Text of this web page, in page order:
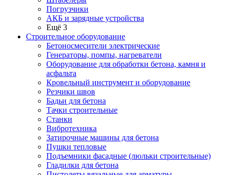
Погрузчики
АКБ и зарядные устройства
Ещё 3
Строительное оборудование
Бетоносмесители электрические
Генераторы, помпы, нагреватели
Оборудование для обработки бетона, камня и
асфальта
Кровельный инструмент и оборудование
Резчики швов
Бадьи для бетона
Тачки строительные
Станки
Вибротехника
Затирочные машины для бетона
Пушки тепловые
Подъемники фасадные (люльки строительные)
Гладилки для бетона